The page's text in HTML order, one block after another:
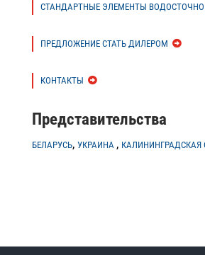
СТАНДАРТНЫЕ ЭЛЕМЕНТЫ
ПРЕДЛОЖЕНИЕ СТАТЬ ДИЛЕРОМ
КОНТАКТЫ
Представительства
БЕЛАРУСЬ, УКРАИНА , КАЛИНИНГРАДСКАЯ